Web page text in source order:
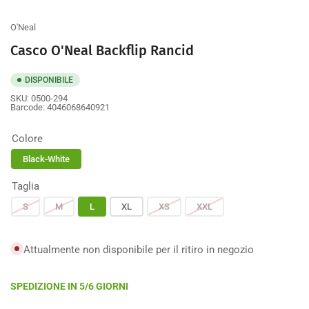
O'Neal
Casco O'Neal Backflip Rancid
DISPONIBILE
SKU: 0500-294
Barcode: 4046068640921
Colore
Black-White
Taglia
S M L XL XS XXL
Attualmente non disponibile per il ritiro in negozio
SPEDIZIONE IN 5/6 GIORNI